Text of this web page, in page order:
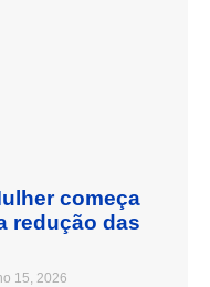
começa
redução das
15, 2026